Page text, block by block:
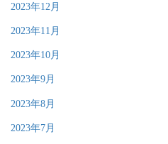
2023年12月
2023年11月
2023年10月
2023年9月
2023年8月
2023年7月